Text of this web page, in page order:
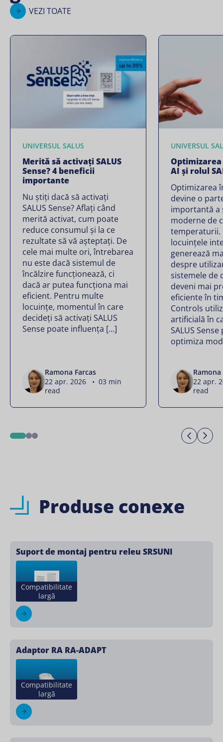
VEZI TOATE
UNIVERSUL SALUS
Merită să activați SALUS
Sense? 4 beneficii
importante
Nu știți dacă să activați
SALUS Sense? Aflați când
merită activat, cum poate
reduce consumul și la ce
rezultate să vă așteptați. De
cele mai multe ori, întrebarea
nu este dacă sistemul de
încălzire funcționează, ci
dacă ar putea funcționa mai
eficient. Pentru multe
locuințe, momentul în care
decideți să activați SALUS
Sense poate influența […]
Ramona Farcas
22 apr. 2026 • 03 min
read
UNIVERSUL
AI și rolul
Optimizarea
devine o
importantă a
moderne de
temperaturii.
locuințele
generează
despre
sistemele de
deveni mai
eficiente în
Controls
artificială în
SALUS
optimiza
Ramona
22 apr.
read
12
Produse conexe
Suport de montaj pentru releu SRSUNI
Compatibilitate
largă
Adaptor RA RA-ADAPT
Compatibilitate
largă